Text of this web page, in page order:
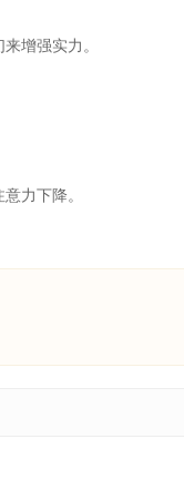
增强实力。
力下降。